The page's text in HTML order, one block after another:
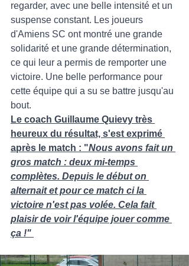
regarder, avec une belle intensité et un
suspense constant. Les joueurs
d'Amiens SC ont montré une grande
solidarité et une grande détermination,
ce qui leur a permis de remporter une
victoire. Une belle performance pour
cette équipe qui a su se battre jusqu'au
bout.
Le coach Guillaume Quievy très
heureux du résultat, s'est exprimé
après le match : "Nous avons fait un
gros match : deux mi-temps
complètes. Depuis le début on
alternait et pour ce match ci la
victoire n'est pas volée. Cela fait
plaisir de voir l'équipe jouer comme
ça !"